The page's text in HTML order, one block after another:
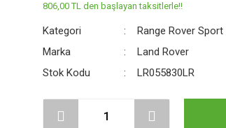
806,00 TL den başlayan taksitlerle!!
Kategori Range Rover Sport
Marka
Land Rover
Stok Kodu
LR055830LR